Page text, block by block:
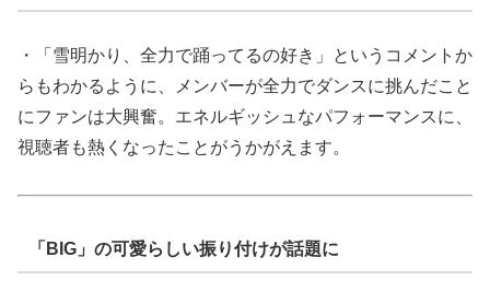
・「雪明かり、全力で踊ってるの好き」というコメントか
らもわかるように、メンバーが全力でダンスに挑んだこと
にファンは大興奮。エネルギッシュなパフォーマンスに、
視聴者も熱くなったことがうかがえます。
「BIG」の可愛らしい振り付けが話題に